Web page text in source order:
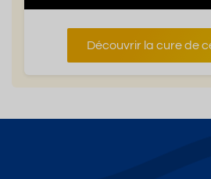
Découvrir la cure de